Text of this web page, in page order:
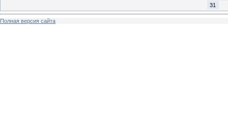
31
Полная версия сайта